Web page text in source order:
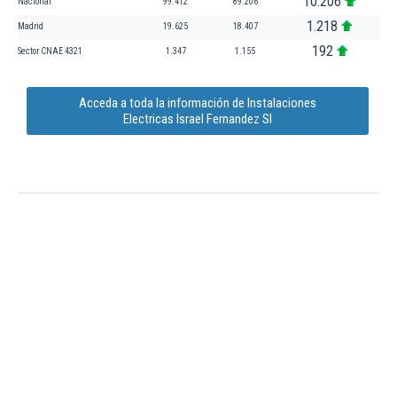
Madrid 19.625 18.407 1.218
Sector CNAE 4321 1.347 1.155 192
Acceda a toda la información de Instalaciones
Electricas Israel Fernandez Sl